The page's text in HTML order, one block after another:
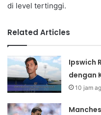
di level tertinggi.
Related Articles
Ipswich
dengan
10 jam